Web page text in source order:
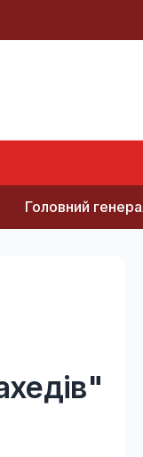
генерал США